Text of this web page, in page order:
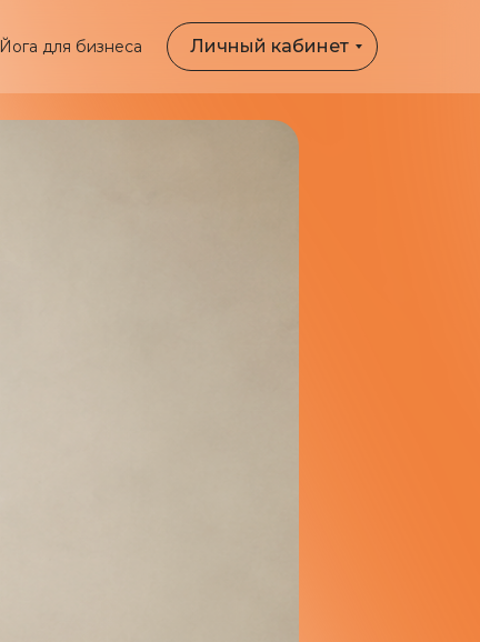
Личный кабинет
Йога для бизнеса